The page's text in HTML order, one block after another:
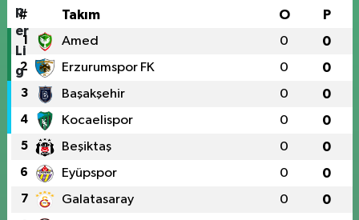
# Takım O P
1 Amed 0 0
2 Erzurumspor FK 0 0
3 Başakşehir 0 0
4 Kocaelispor 0 0
5 Beşiktaş 0 0
6 Eyüpspor 0 0
7 Galatasaray 0 0